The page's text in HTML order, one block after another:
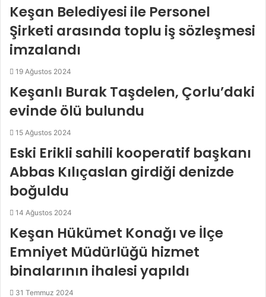
Keşan Belediyesi ile Personel
Şirketi arasında toplu iş sözleşmesi
imzalandı
19 Ağustos 2024
Keşanlı Burak Taşdelen, Çorlu’daki
evinde ölü bulundu
15 Ağustos 2024
Eski Erikli sahili kooperatif başkanı
Abbas Kılıçaslan girdiği denizde
boğuldu
14 Ağustos 2024
Keşan Hükümet Konağı ve İlçe
Emniyet Müdürlüğü hizmet
binalarının ihalesi yapıldı
31 Temmuz 2024